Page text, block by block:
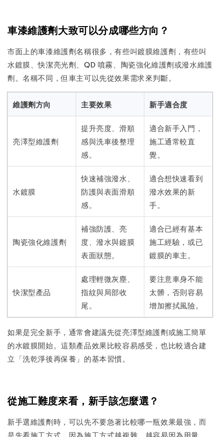
車漆維護劑大致可以分成哪些方向？
市面上的車漆維護劑名稱很多，有些叫鍍膜維護劑，有些叫
水鍍膜、快潔亮光劑、QD 噴霧、陶瓷強化維護劑或潑水維護
劑。名稱不同，但車主可以先從效果需求來判斷。
維護劑方向 主要效果 新手適合度
亮澤型維護劑
提升亮度、滑順
感與洗車後整理
感。
適合新手入門，
施工通常較直
覺。
水鍍膜
快速補強潑水、
防護與表面滑順
感。
適合想快速看到
潑水效果的新
手。
陶瓷強化維護劑
補強防護、亮
度、潑水與鍍膜
表面狀態。
適合已經有基本
施工經驗，或已
鍍膜的車主。
快潔型產品
處理輕微灰塵、
指紋與局部收
尾。
要注意車身不能
太髒，否則容易
增加擦拭風險。
如果是完全新手，通常會建議先從亮澤型維護劑或施工簡單
的水鍍膜開始。這類產品效果比較容易感受，也比較適合建
立「洗乾淨後再保養」的基本習慣。
從施工難度來看，新手該怎麼選？
新手選維護劑時，可以先不要急著比較哪一瓶效果最強，而